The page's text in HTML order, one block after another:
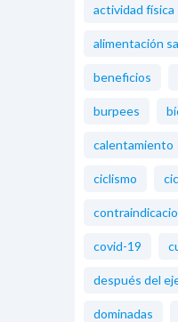
actividad física
alimentación
beneficios
burpees
calentamiento
ciclismo
covid-19
después del
dominadas